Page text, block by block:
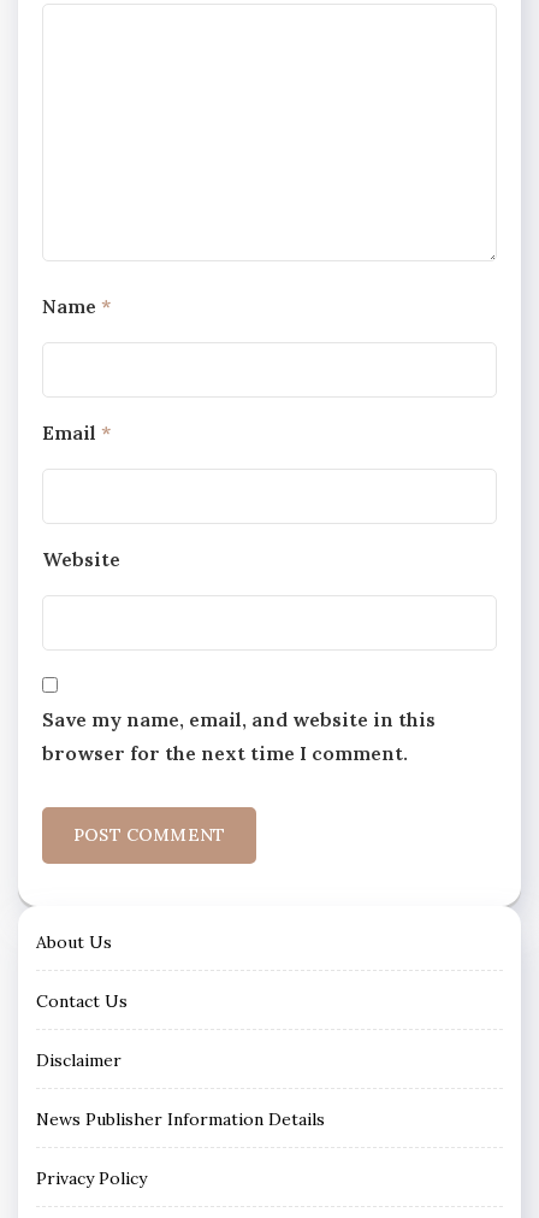
Name *
Email *
Website
Save my name, email, and website in this
browser for the next time I comment.
About Us
Contact Us
Disclaimer
News Publisher Information Details
Privacy Policy